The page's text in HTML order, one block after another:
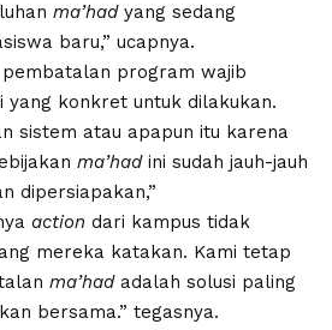
ma’hadyang sedang
baru,” ucapnya.
program wajib
yang konkret untuk dilakukan.
sistem atau apapun itu karena
ma’hadini sudah jauh-jauh
dipersiapakan,”
action dari kampus tidak
mereka katakan. Kami tetap
ma’hadadalah solusi paling
bersama.” tegasnya.